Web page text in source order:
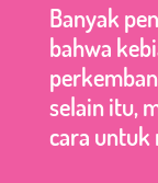
Banyak
bahwa
selain itu,
cara untuk